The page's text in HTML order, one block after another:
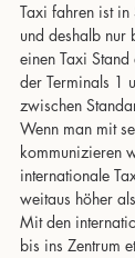
Taxi fahren ist
und deshalb nur
einen Taxi
der Terminals 1
zwischen
Wenn man mit
kommunizieren
internationale
weitaus höher
Mit den
bis ins Zentrum